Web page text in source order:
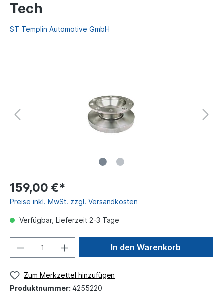
Tech
ST Templin Automotive GmbH
159,00 €*
Preise inkl. MwSt. zzgl. Versandkosten
Verfügbar, Lieferzeit 2-3 Tage
In den Warenkorb
Zum Merkzettel hinzufügen
Produktnummer: 4255220